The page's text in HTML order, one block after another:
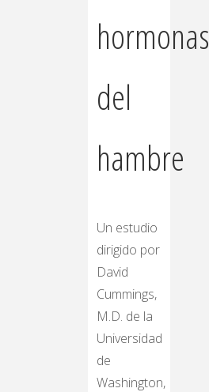
hormonas
del
hambre
Un estudio
dirigido por
David
Cummings,
M.D. de la
Universidad
de
Washington,